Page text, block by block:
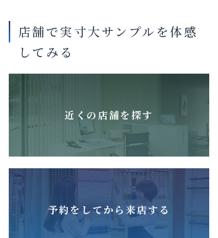
店舗で実寸大サンプルを体感
してみる
近くの店舗を探す
予約をしてから来店する